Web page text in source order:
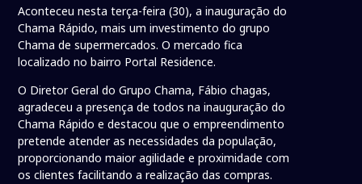
Aconteceu nesta terça-feira (30), a inauguração do
Chama Rápido, mais um investimento do grupo
Chama de supermercados. O mercado fica
localizado no bairro Portal Residence.
O Diretor Geral do Grupo Chama, Fábio chagas,
agradeceu a presença de todos na inauguração do
Chama Rápido e destacou que o empreendimento
pretende atender as necessidades da população,
proporcionando maior agilidade e proximidade com
os clientes facilitando a realização das compras.